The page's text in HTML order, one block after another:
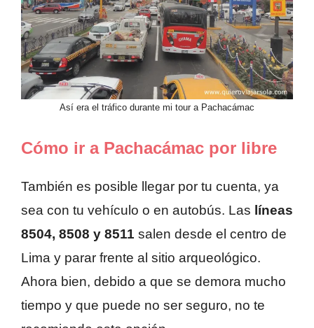
Así era el tráfico durante mi tour a Pachacámac
Cómo ir a Pachacámac por libre
También es posible llegar por tu cuenta, ya
sea con tu vehículo o en autobús. Las líneas
8504, 8508 y 8511 salen desde el centro de
Lima y parar frente al sitio arqueológico.
Ahora bien, debido a que se demora mucho
tiempo y que puede no ser seguro, no te